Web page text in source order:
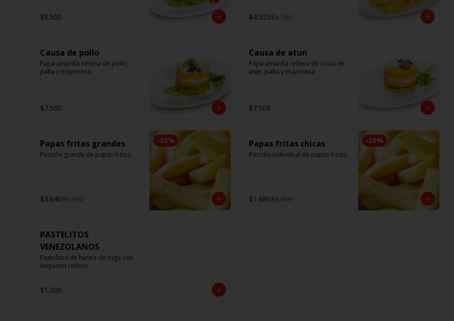
$8.500 $4.025$5.750
Causa de pollo
Papa amarilla rellena de pollo,
palta y mayonesa.
$7.500
Causa de atun
Papa amarilla rellena de colas de
atún, palta y mayonesa
$7.500
-30%
Papas fritas grandes
Porción grande de papas fritas.
$3.640$5.200
-30%
Papas fritas chicas
Porción individual de papas fritas.
$1.680$2.400
PASTELITOS
VENEZOLANOS
Pastelitos de harina de trigo con
exquisito relleno.
$1.200